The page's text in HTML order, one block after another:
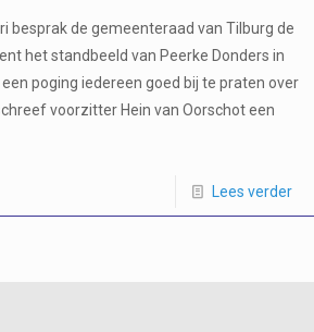
besprak de gemeenteraad van Tilburg de
het standbeeld van Peerke Donders in
poging iedereen goed bij te praten over
voorzitter Hein van Oorschot een
Lees verder